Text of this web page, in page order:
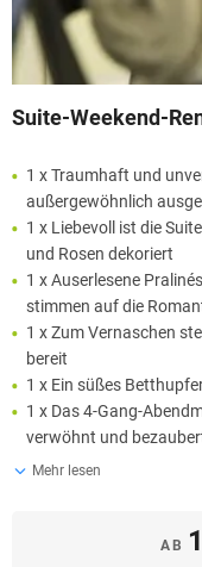
Suite-Weekend-
1 x Traumhaft und
außergewöhnlich
1 x Liebevoll ist die
und Rosen dekoriert
1 x Auserlesene
stimmen auf die
1 x Zum Vernaschen
bereit
1 x Ein süßes
1 x Das 4-Gang-
verwöhnt und
Mehr lesen
AB